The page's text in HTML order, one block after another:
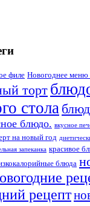
филе Новогоднее меню
торт
стола
блюдо. вкусное
на новый год
запеканка красивое
блюда
рецепт